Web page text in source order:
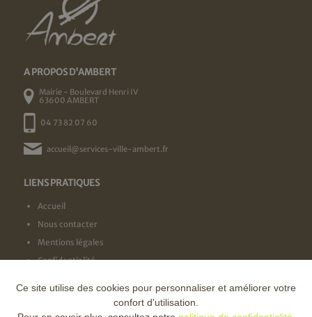
A PROPOS D'AMBERT
Mairie - Boulevard Henri IV
63600 AMBERT
04 73 82 07 60
accueil@services-ville-ambert.fr
LIENS PRATIQUES
Accueil
Nous contacter
Mentions légales
Confidentialité
NOS LABELS
Ce site utilise des cookies pour personnaliser et améliorer votre
confort d'utilisation.